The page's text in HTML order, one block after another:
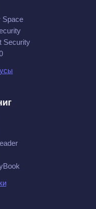
Space
Security